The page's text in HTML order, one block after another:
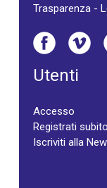
Trasparenza -
Utenti
Accesso
Registrati subito
Iscriviti alla